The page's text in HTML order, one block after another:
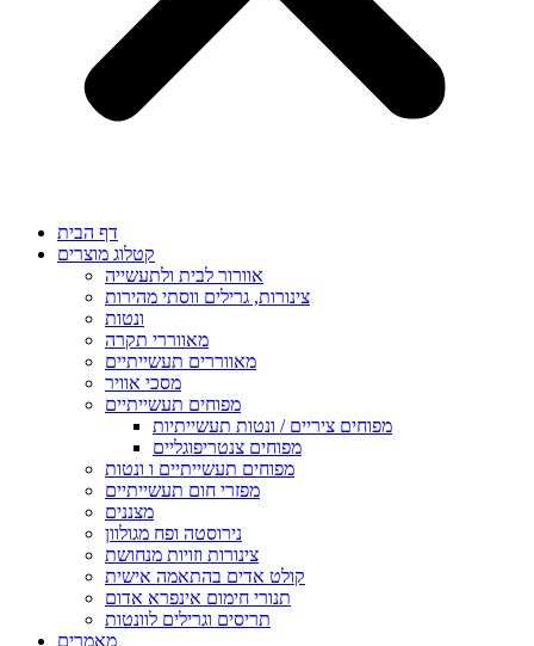
דף הבית
קטלוג מוצרים
אוורור לבית ולתעשייה
צינורות, גרילים ווסתי מהירות
ונטות
מאווררי תקרה
מאווררים תעשייתיים
מסכי אוויר
מפוחים תעשייתיים
מפוחים ציריים / ונטות תעשייתיות
מפוחים צנטריפוגליים
מפוחים תעשייתיים ו ונטות
מפזרי חום תעשייתיים
מצננים
נירוסטה ופח מגולוון
צינורות וזויות מנחושת
קולט אדים בהתאמה אישית
תנורי חימום אינפרא אדום
תריסים וגרילים לוונטות
מאמרים